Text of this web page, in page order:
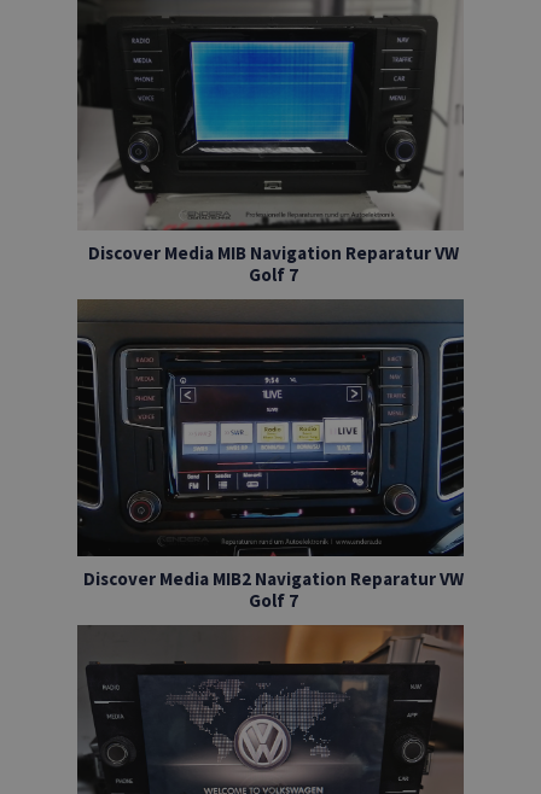
Discover Media MIB Navigation Reparatur VW
Golf 7
Discover Media MIB2 Navigation Reparatur VW
Golf 7